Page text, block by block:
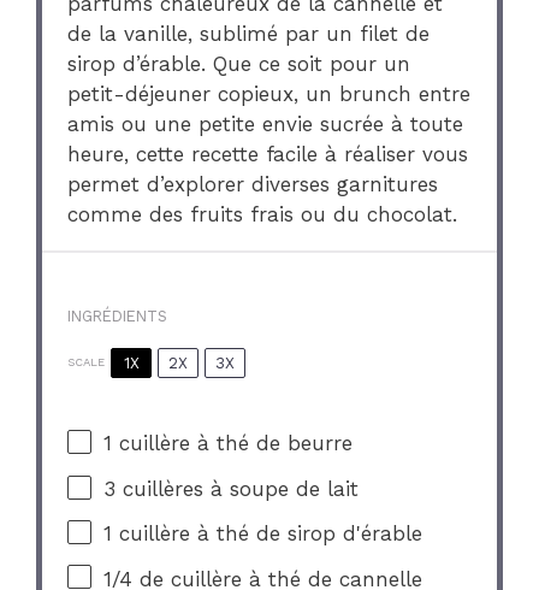
de la vanille, sublimé par un filet de
sirop d’érable. Que ce soit pour un
petit-déjeuner copieux, un brunch entre
amis ou une petite envie sucrée à toute
heure, cette recette facile à réaliser vous
permet d’explorer diverses garnitures
comme des fruits frais ou du chocolat.
INGRÉDIENTS
SCALE 1X 2X 3X
1 cuillère à thé de beurre
3 cuillères à soupe de lait
1 cuillère à thé de sirop d'érable
1/4 de cuillère à thé de cannelle